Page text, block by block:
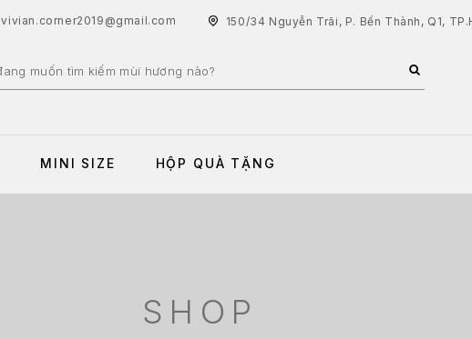
vivian.corner2019@gmail.com 150/34 Nguyễn Trãi, P. Bến Thành, Q1,
MINI SIZE HỘP QUÀ TẶNG
SHOP